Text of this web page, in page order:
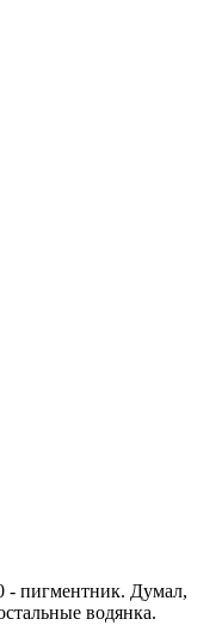
- пигментник. Думал,
водянка.